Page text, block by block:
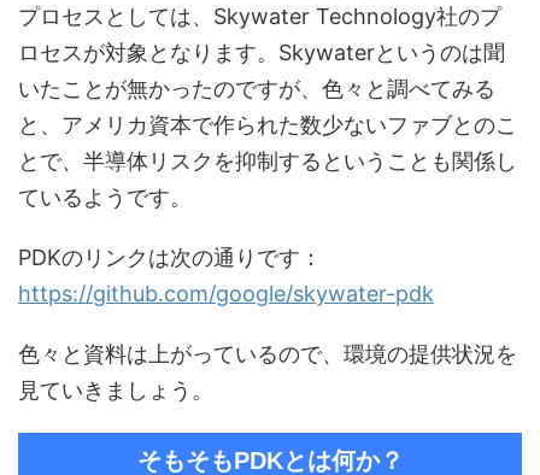
プロセスとしては、Skywater Technology社のプ
ロセスが対象となります。Skywaterというのは聞
いたことが無かったのですが、色々と調べてみる
と、アメリカ資本で作られた数少ないファブとのこ
とで、半導体リスクを抑制するということも関係し
ているようです。
PDKのリンクは次の通りです：
https://github.com/google/skywater-pdk
色々と資料は上がっているので、環境の提供状況を
見ていきましょう。
そもそもPDKとは何か？